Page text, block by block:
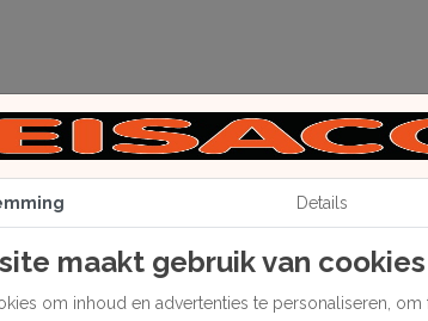
en prenten in passepartouts.
Details
maakt gebruik van cookies
om inhoud en advertenties te personaliseren,